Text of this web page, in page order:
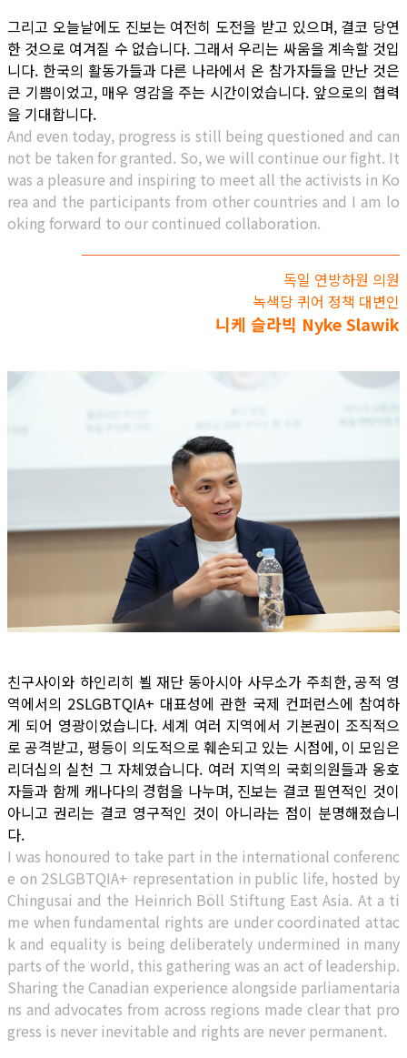
그리고 오늘날에도 진보는 여전히 도전을 받고 있으며, 결코 당연
한 것으로 여겨질 수 없습니다. 그래서 우리는 싸움을 계속할 것입
니다. 한국의 활동가들과 다른 나라에서 온 참가자들을 만난 것은
큰 기쁨이었고, 매우 영감을 주는 시간이었습니다. 앞으로의 협력
을 기대합니다.
And even today, progress is still being questioned and can
not be taken for granted. So, we will continue our fight. It
was a pleasure and inspiring to meet all the activists in Ko
rea and the participants from other countries and I am lo
oking forward to our continued collaboration.
독일 연방하원 의원
녹색당 퀴어 정책 대변인​
니케 슬라빅 Nyke Slawik
친구사이와 하인리히 뵐 재단 동아시아 사무소가 주최한, 공적 영
역에서의 2SLGBTQIA+ 대표성에 관한 국제 컨퍼런스에 참여하
게 되어 영광이었습니다. 세계 여러 지역에서 기본권이 조직적으
로 공격받고, 평등이 의도적으로 훼손되고 있는 시점에, 이 모임은
리더십의 실천 그 자체였습니다. 여러 지역의 국회의원들과 옹호
자들과 함께 캐나다의 경험을 나누며, 진보는 결코 필연적인 것이
아니고 권리는 결코 영구적인 것이 아니라는 점이 분명해졌습니
다.
I was honoured to take part in the international conferenc
e on 2SLGBTQIA+ representation in public life, hosted by
Chingusai and the Heinrich Böll Stiftung East Asia. At a ti
me when fundamental rights are under coordinated attac
k and equality is being deliberately undermined in many
parts of the world, this gathering was an act of leadership.
Sharing the Canadian experience alongside parliamentaria
ns and advocates from across regions made clear that pro
gress is never inevitable and rights are never permanent.